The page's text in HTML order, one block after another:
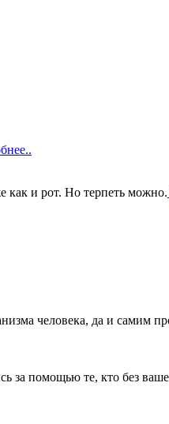
как и рот. Но терпеть можно.
человека, да и самим
за помощью те, кто без